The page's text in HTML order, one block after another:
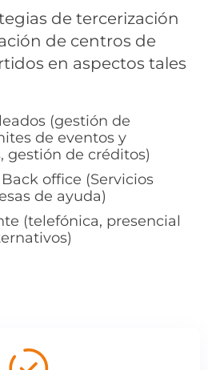
de tercerización
de centros de
en aspectos tales
(gestión de
de eventos y
gestión de créditos)
office (Servicios
de ayuda)
(telefónica, presencial